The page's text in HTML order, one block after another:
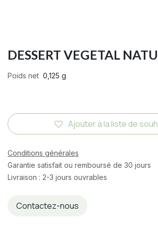
DESSERT VEGETAL
Poids net 0,125 g
Ajouter à la liste de
Conditions générales
Garantie satisfait ou remboursé de 30 jours
Livraison : 2-3 jours ouvrables
Contactez-nous